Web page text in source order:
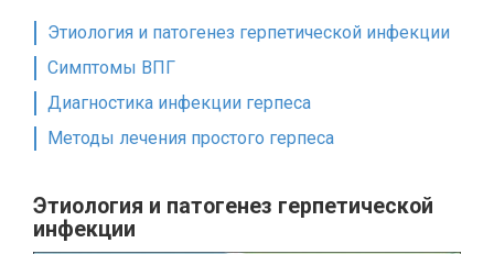
Этиология и патогенез герпетической инфекции
Симптомы ВПГ
Диагностика инфекции герпеса
Методы лечения простого герпеса
Этиология и патогенез герпетической
инфекции